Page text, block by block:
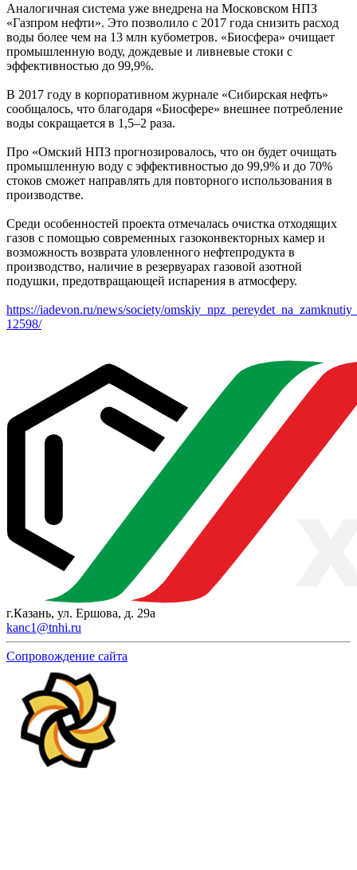
Аналогичная система уже внедрена на Московском НПЗ
«Газпром нефти». Это позволило с 2017 года снизить расход
воды более чем на 13 млн кубометров. «Биосфера» очищает
промышленную воду, дождевые и ливневые стоки с
эффективностью до 99,9%.
В 2017 году в корпоративном журнале «Сибирская нефть»
сообщалось, что благодаря «Биосфере» внешнее потребление
воды сокращается в 1,5–2 раза.
Про «Омский НПЗ прогнозировалось, что он будет очищать
промышленную воду с эффективностью до 99,9% и до 70%
стоков сможет направлять для повторного использования в
производстве.
Среди особенностей проекта отмечалась очистка отходящих
газов с помощью современных газоконвекторных камер и
возможность возврата уловленного нефтепродукта в
производство, наличие в резервуарах газовой азотной
подушки, предотвращающей испарения в атмосферу.
https://iadevon.ru/news/society/
12598/
г.Казань, ул. Ершова, д. 29а
kanc1@tnhi.ru
Сопровождение сайта